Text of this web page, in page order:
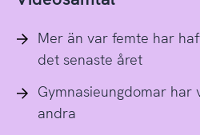
Mer än var femte har
det senaste året
Gymnasieungdomar
andra